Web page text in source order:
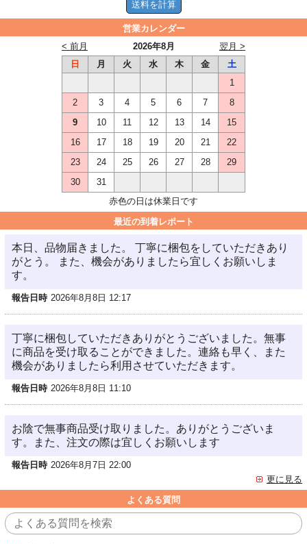
営業カレンダー
2026年8月
< 前月
翌月 >
日
月 火 水 木 金
土
1
2
3 4 5 6 7
8
9
10 11 12 13 14
15
16
17 18 19 20 21
22
23
24 25 26 27 28
29
30
31
赤色の日は休業日です
最近の到着レポート
本日、品物届きました。 丁寧に梱包をしていただきあり
がとう。 また、機会がありましたら宜しくお願いしま
す。
報告日時 2026年8月8日 12:17
丁寧に梱包していただきありがとうございました。無事
に商品を受け取ることができました。連絡も早く、また
機会がありましたら利用させていただきます。
報告日時 2026年8月8日 11:10
お陰で無事商品受け取りました。ありがとうございま
す。また、注文の際は宜しくお願いします
報告日時 2026年8月7日 22:00
更に見る
よくある質問